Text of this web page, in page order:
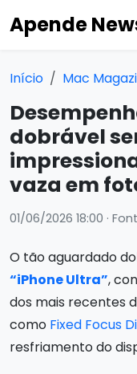
Apende
Início Mac
dobrável
vaza em
01/06/2026 18:00 ·
O tão aguardado
“iPhone Ultra”,
dos mais recentes
como Fixed Focus
resfriamento do